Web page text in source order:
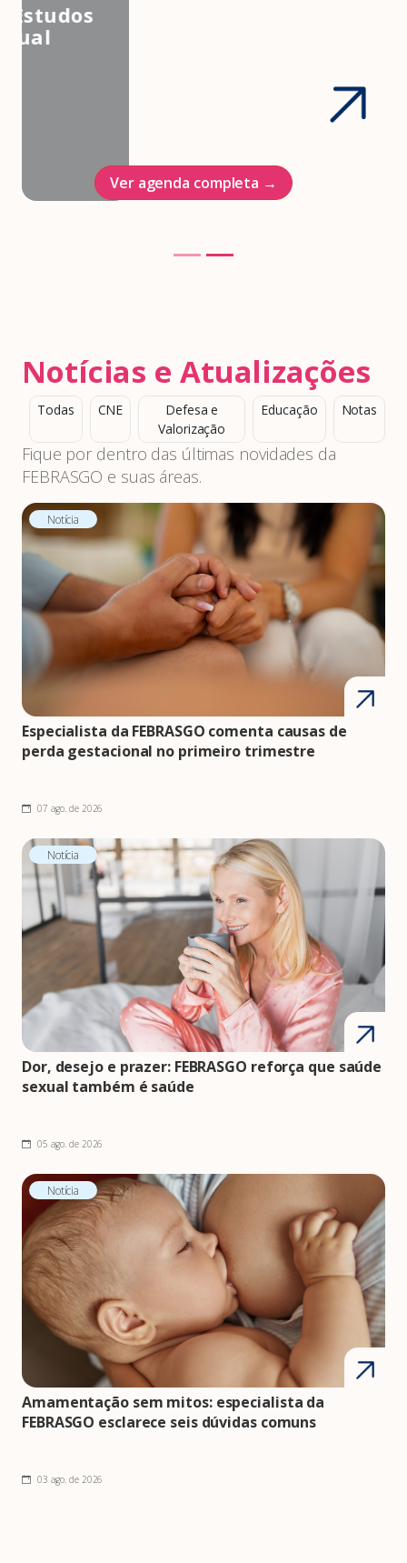
Associação Brasileira de Estudos
em Medicina e Saúde Sexual
Ver agenda completa →
Notícias e Atualizações
Todas CNE
Defesa e
Valorização
Educação Notas
Fique por dentro das últimas novidades da
FEBRASGO e suas áreas.
Notícia
Especialista da FEBRASGO comenta causas de
perda gestacional no primeiro trimestre
07 ago. de 2026
Notícia
Dor, desejo e prazer: FEBRASGO reforça que saúde
sexual também é saúde
05 ago. de 2026
Notícia
Amamentação sem mitos: especialista da
FEBRASGO esclarece seis dúvidas comuns
03 ago. de 2026